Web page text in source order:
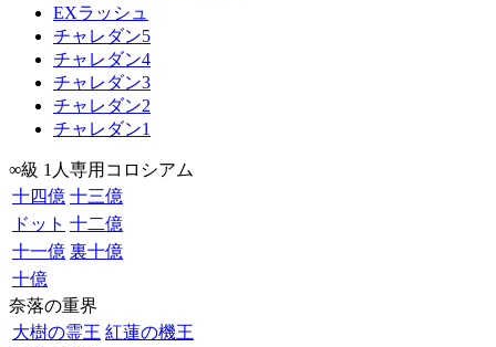
EXラッシュ
チャレダン5
チャレダン4
チャレダン3
チャレダン2
チャレダン1
∞級 1人専用コロシアム
十四億 十三億
ドット 十二億
十一億 裏十億
十億
奈落の重界
大樹の霊王 紅蓮の機王